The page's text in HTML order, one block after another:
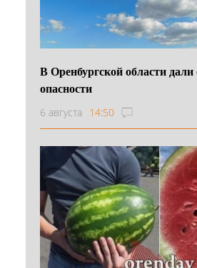
В Оренбургской области
опасности
6 августа 14:50